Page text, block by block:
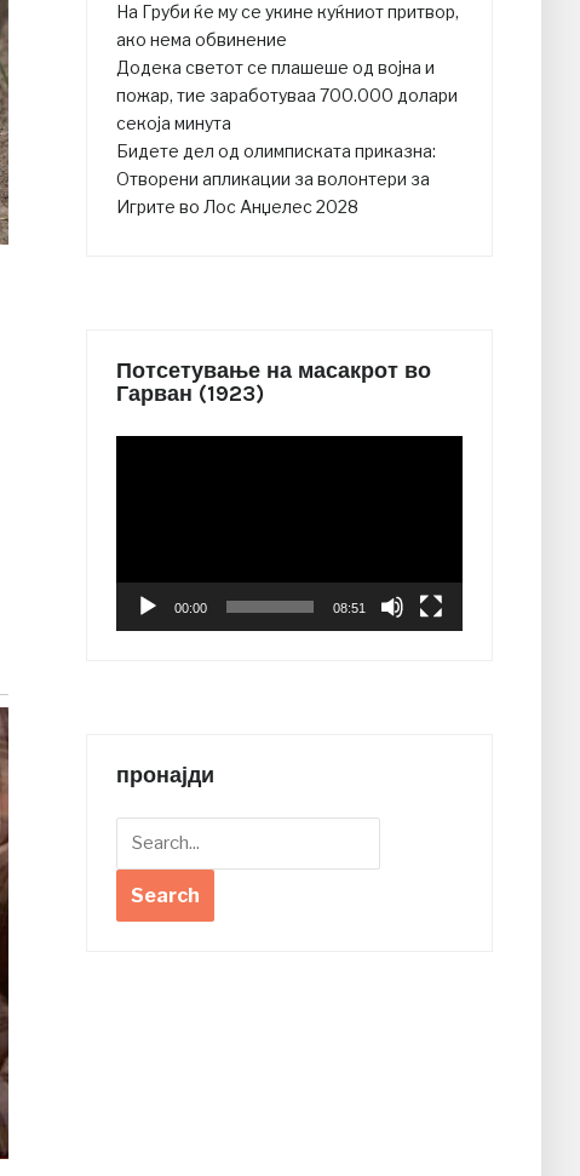
На Груби ќе му се укине куќниот притвор,
ако нема обвинение
Додека светот се плашеше од војна и
пожар, тие заработуваа 700.000 долари
секоја минута
Бидете дел од олимписката приказна:
Отворени апликации за волонтери за
Игрите во Лос Анџелес 2028
Потсетување на масакрот во
Гарван (1923)
00:00 08:51
пронајди